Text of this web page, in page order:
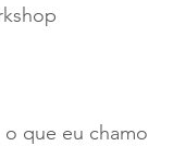
que eu chamo